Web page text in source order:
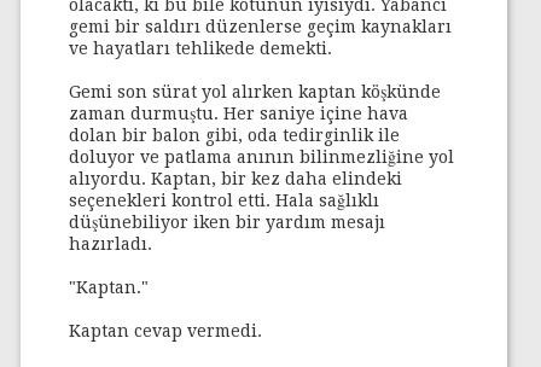
olacaktı, ki bu bile kötünün iyisiydi. Yabancı
gemi bir saldırı düzenlerse geçim kaynakları
ve hayatları tehlikede demekti.
Gemi son sürat yol alırken kaptan köşkünde
zaman durmuştu. Her saniye içine hava
dolan bir balon gibi, oda tedirginlik ile
doluyor ve patlama anının bilinmezliğine yol
alıyordu. Kaptan, bir kez daha elindeki
seçenekleri kontrol etti. Hala sağlıklı
düşünebiliyor iken bir yardım mesajı
hazırladı.
"Kaptan."
Kaptan cevap vermedi.